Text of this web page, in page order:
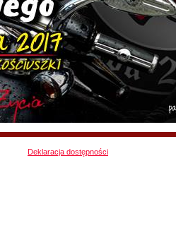
Deklaracja dostępności